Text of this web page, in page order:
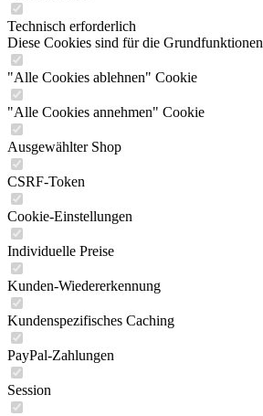
Technisch erforderlich
Diese Cookies sind für die
"Alle Cookies ablehnen" Cookie
"Alle Cookies annehmen" Cookie
Ausgewählter Shop
CSRF-Token
Cookie-Einstellungen
Individuelle Preise
Kunden-Wiedererkennung
Kundenspezifisches Caching
PayPal-Zahlungen
Session